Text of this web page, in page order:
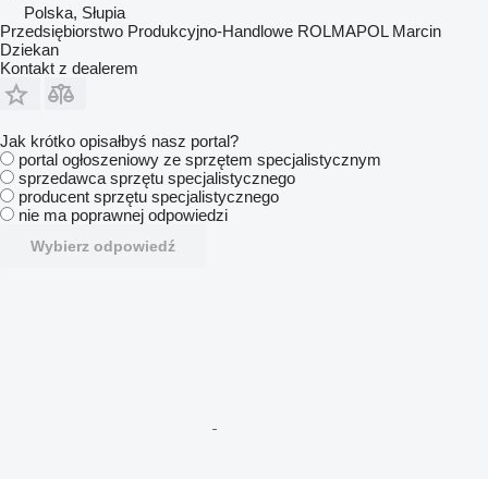
Polska, Słupia
Przedsiębiorstwo Produkcyjno-Handlowe ROLMAPOL Marcin
Dziekan
Kontakt z dealerem
Jak krótko opisałbyś nasz portal?
portal ogłoszeniowy ze sprzętem specjalistycznym
sprzedawca sprzętu specjalistycznego
producent sprzętu specjalistycznego
nie ma poprawnej odpowiedzi
Wybierz odpowiedź